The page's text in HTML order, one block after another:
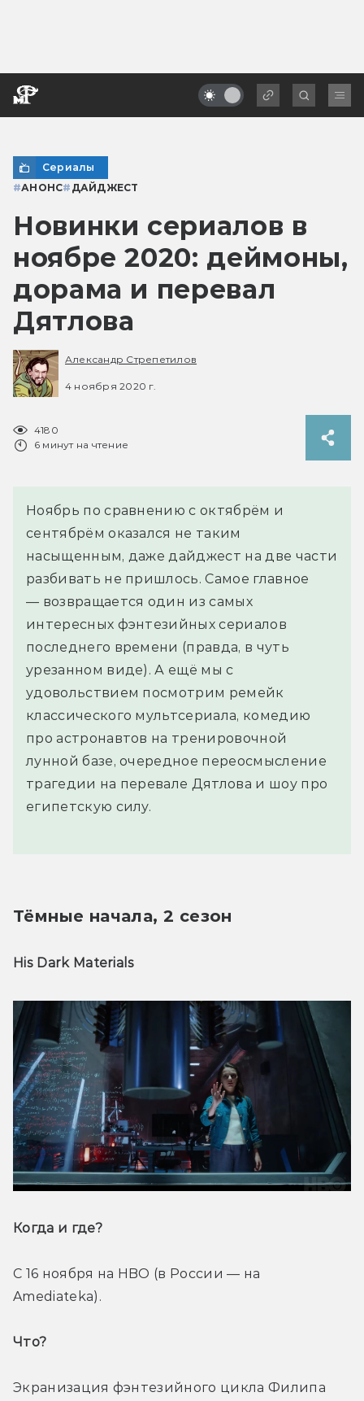
Сериалы
#АНОНС# ДАЙДЖЕСТ
Новинки сериалов в
ноябре 2020: деймоны,
дорама и перевал
Дятлова
Александр Стрепетилов
4 ноября 2020 г.
4180
6 минут на чтение
Ноябрь по сравнению с октябрём и
сентябрём оказался не таким
насыщенным, даже дайджест на две части
разбивать не пришлось. Самое главное
— возвращается один из самых
интересных фэнтезийных сериалов
последнего времени (правда, в чуть
урезанном виде). А ещё мы с
удовольствием посмотрим ремейк
классического мультсериала, комедию
про астронавтов на тренировочной
лунной базе, очередное переосмысление
трагедии на перевале Дятлова и шоу про
египетскую силу.
Тёмные начала, 2 сезон
His Dark Materials
Когда и где?
С 16 ноября на HBO (в России — на
Amediateka).
Что?
Экранизация фэнтезийного цикла Филипа